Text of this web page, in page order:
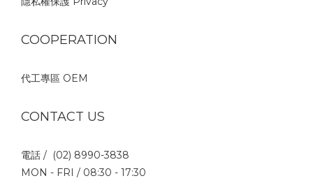
COOPERATION
代工專區 OEM
CONTACT US
電話 / (02) 8990-3838
MON - FRI / 08:30 - 17:30